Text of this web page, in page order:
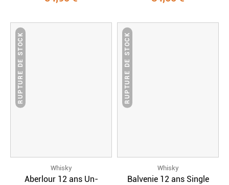
RUPTURE DE STOCK
Whisky
Aberlour 12 ans Un-
RUPTURE DE STOCK
Whisky
Balvenie 12 ans Single